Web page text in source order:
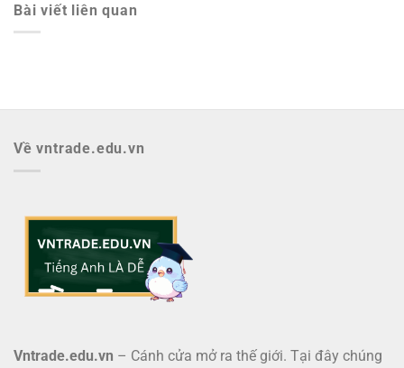
Bài viết liên quan
Về vntrade.edu.vn
Vntrade.edu.vn – Cánh cửa mở ra thế giới. Tại đây chúng